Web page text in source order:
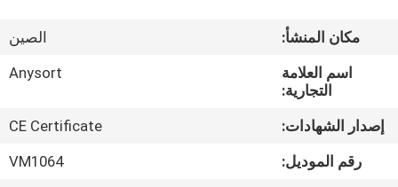
معلومات
جولة
مكان المنشأ:
الصين
اسم العلامة
التجارية:
Anysort
إصدار الشهادات:
CE Certificate
رقم الموديل:
VM1064